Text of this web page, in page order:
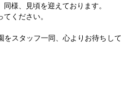
同様、見頃を迎えております。
ください。
をスタッフ一同、心よりお待ちして